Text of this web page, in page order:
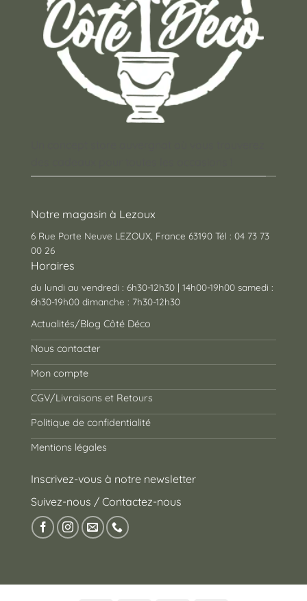
Notre magasin à Lezoux
6 Rue Porte Neuve LEZOUX, France 63190 Tél : 04 73 73
00 26
Horaires
du lundi au vendredi : 6h30-12h30 | 14h00-19h00 samedi :
6h30-19h00 dimanche : 7h30-12h30
Actualités/Blog Côté Déco
Nous contacter
Mon compte
CGV/Livraisons et Retours
Politique de confidentialité
Mentions légales
Inscrivez-vous à notre newsletter
Suivez-nous / Contactez-nous